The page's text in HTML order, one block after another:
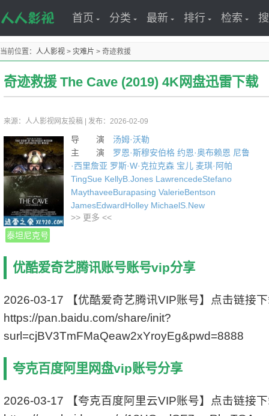
首页 分类 最新 排行 检索
当前位置： 人人影视 > 灾难片 > 奇迹救援
奇迹救援 The Cave (2019) 4K网盘迅雷下载
来源：人人影视网友投稿 发布：2026-02-09
导 演 汤姆·沃勒
主 演 罗恩·斯穆安伯格 约恩·奥布赖恩 尼鲁
·西里詹亚 罗斯·W·克拉克森 宝儿 麦琪·阿帕
TingSue KellyB.Jones LawrencedeStefano
MaythaveeBurapasing ValerieBentson
JamesEdwardHolley MichaelS.New
BobbyGerrits
类型: 剧情 / 惊悚 / 冒险
制片国家/地区: 泰国 / 爱尔兰
上映日期: 2019-10-07(釜山电影节)
又名: 奇迹救援(港) / 洞穴
IMDb链接: tt8726180
>> 更多 <<
泰坦尼克号
优酷爱奇艺腾讯账号账号vip分享
2026-03-17 【优酷爱奇艺腾讯VIP账号】点击链接
https://pan.baidu.com/share/init?
surl=cjBV3TmFMaQeaw2xYroyEg&pwd=8888
夸克百度阿里网盘vip账号分享
2026-03-17 【夸克百度阿里云VIP账号】点击链接